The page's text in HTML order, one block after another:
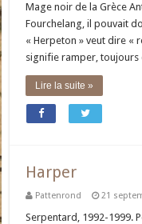
Mage noir de la Grèce
Fourchelang, il pouvait
« Herpeton » veut dire «
signifie ramper, toujours
Lire la suite »
Harper
Pattenrond 21
Serpentard, 1992-1999.